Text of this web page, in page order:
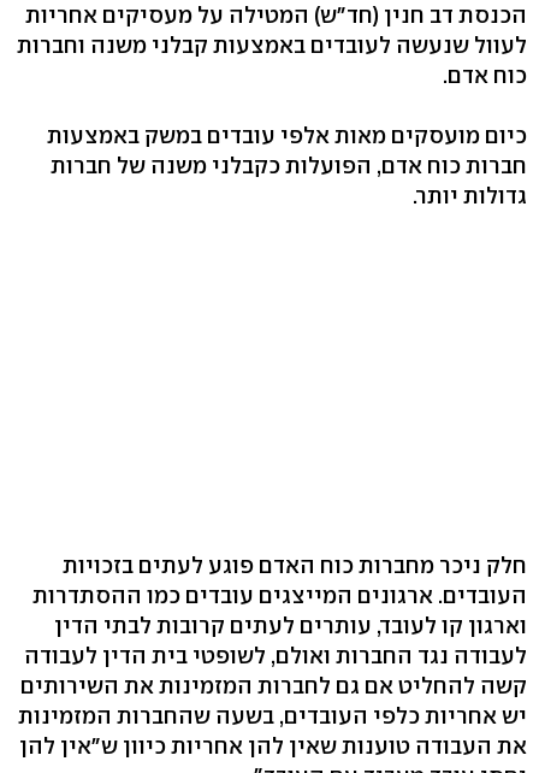
הכנסת דב חנין (חד"ש) המטילה על מעסיקים אחריות
לעוול שנעשה לעובדים באמצעות קבלני משנה וחברות
כוח אדם.
כיום מועסקים מאות אלפי עובדים במשק באמצעות
חברות כוח אדם, הפועלות כקבלני משנה של חברות
גדולות יותר.
חלק ניכר מחברות כוח האדם פוגע לעתים בזכויות
העובדים. ארגונים המייצגים עובדים כמו ההסתדרות
וארגון קו לעובד, עותרים לעתים קרובות לבתי הדין
לעבודה נגד החברות ואולם, לשופטי בית הדין לעבודה
קשה להחליט אם גם לחברות המזמינות את השירותים
יש אחריות כלפי העובדים, בשעה שהחברות המזמינות
את העבודה טוענות שאין להן אחריות כיוון ש"אין להן